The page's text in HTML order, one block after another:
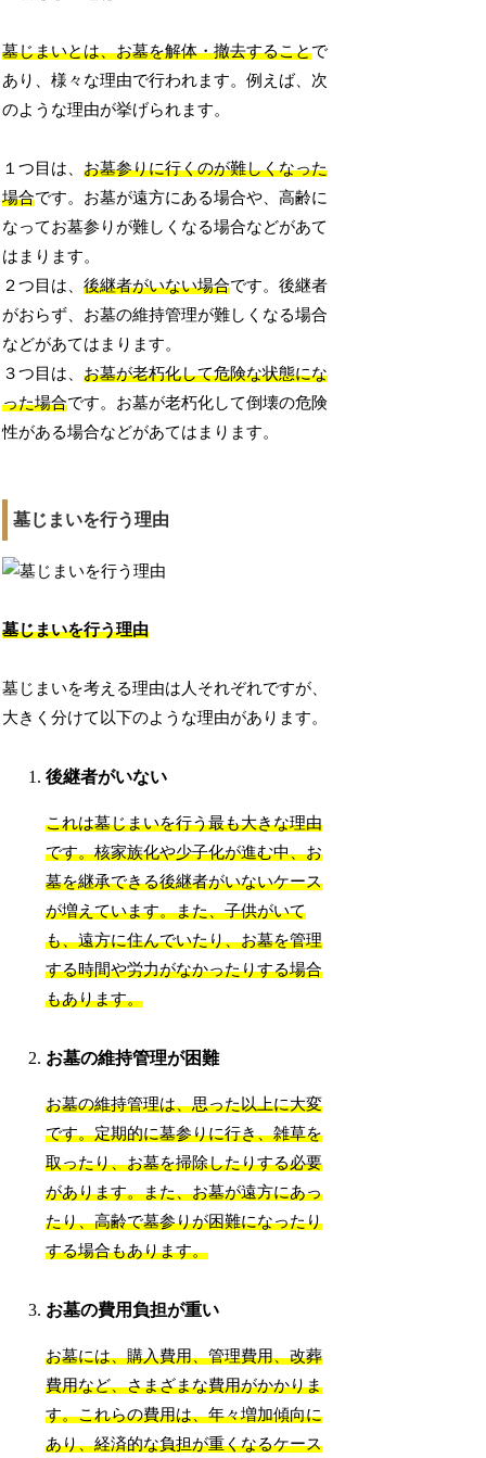
墓じまいとは、お墓を解体・撤去することで
あり、様々な理由で行われます。例えば、次
のような理由が挙げられます。
１つ目は、お墓参りに行くのが難しくなった
場合です。お墓が遠方にある場合や、高齢に
なってお墓参りが難しくなる場合などがあて
はまります。
２つ目は、後継者がいない場合です。後継者
がおらず、お墓の維持管理が難しくなる場合
などがあてはまります。
３つ目は、お墓が老朽化して危険な状態にな
った場合です。お墓が老朽化して倒壊の危険
性がある場合などがあてはまります。
墓じまいを行う理由
墓じまいを行う理由
墓じまいを考える理由は人それぞれですが、
大きく分けて以下のような理由があります。
後継者がいない
これは墓じまいを行う最も大きな理由
です。核家族化や少子化が進む中、お
墓を継承できる後継者がいないケース
が増えています。また、子供がいて
も、遠方に住んでいたり、お墓を管理
する時間や労力がなかったりする場合
もあります。
お墓の維持管理が困難
お墓の維持管理は、思った以上に大変
です。定期的に墓参りに行き、雑草を
取ったり、お墓を掃除したりする必要
があります。また、お墓が遠方にあっ
たり、高齢で墓参りが困難になったり
する場合もあります。
お墓の費用負担が重い
お墓には、購入費用、管理費用、改葬
費用など、さまざまな費用がかかりま
す。これらの費用は、年々増加傾向に
あり、経済的な負担が重くなるケース